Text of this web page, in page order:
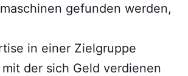
gefunden werden,
in einer Zielgruppe
der sich Geld verdienen